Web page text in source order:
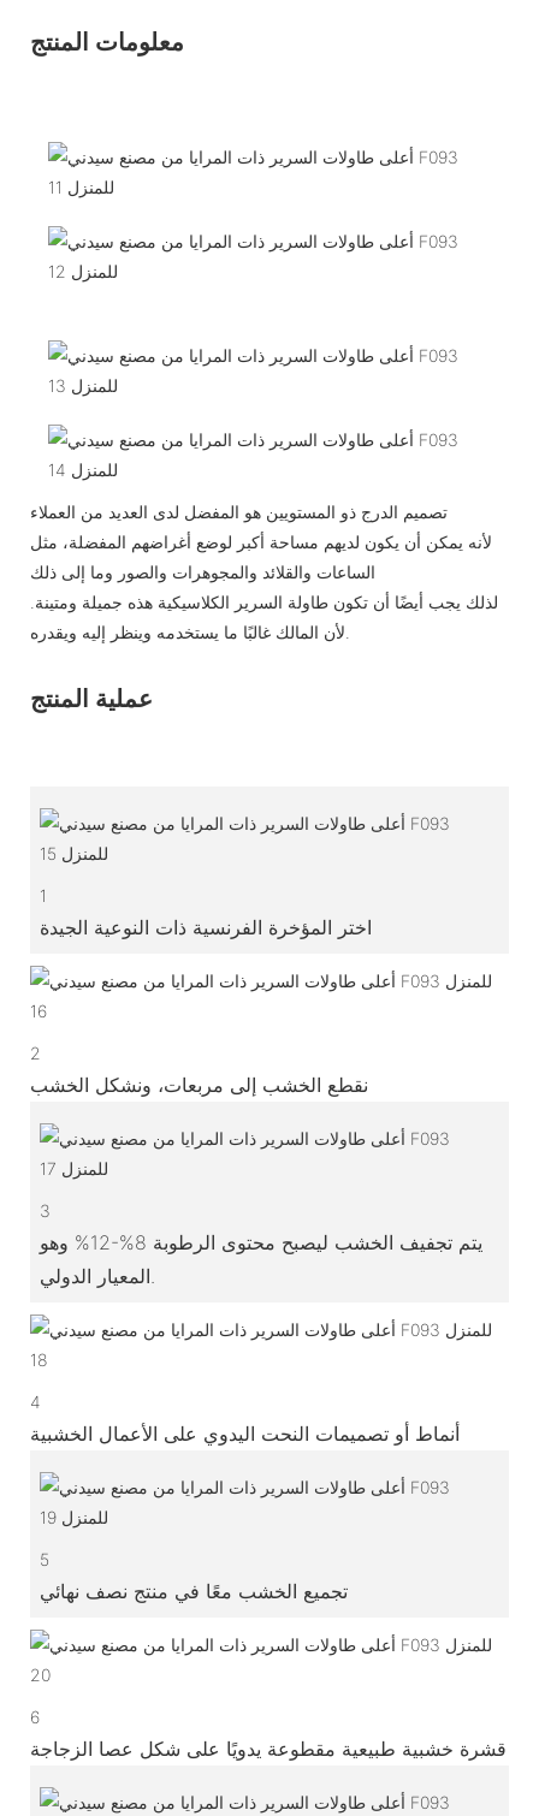
معلومات المنتج
لأنه يمكن أن يكون لديهم مساحة أكبر لوضع أغراضهم المفضلة، مثل
لذلك يجب أيضًا أن تكون طاولة السرير الكلاسيكية هذه جميلة ومتينة.
عملية المنتج
1
اختر المؤخرة الفرنسية ذات النوعية الجيدة
2
نقطع الخشب إلى مربعات، ونشكل الخشب
3
يتم تجفيف الخشب ليصبح محتوى الرطوبة 8%-12% وهو
4
أنماط أو تصميمات النحت اليدوي على الأعمال الخشبية
5
تجميع الخشب معًا في منتج نصف نهائي
6
قشرة خشبية طبيعية مقطوعة يدويًا على شكل عصا الزجاجة